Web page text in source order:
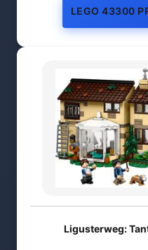
LEGO 43300
Ligusterweg: